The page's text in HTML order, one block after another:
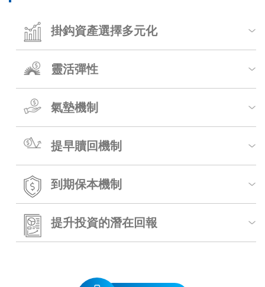
掛鈎資產選擇多元化
靈活彈性
氣墊機制
提早贖回機制
到期保本機制
提升投資的潛在回報